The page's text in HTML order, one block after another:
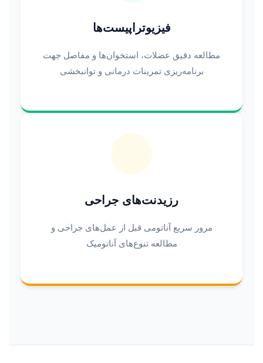
فیزیوتراپیست‌ها
مطالعه دقیق عضلات، استخوان‌ها و مفاصل جهت
برنامه‌ریزی تمرینات درمانی و توانبخشی
رزیدنت‌های جراحی
مرور سریع آناتومی قبل از عمل‌های جراحی و
مطالعه تنوع‌های آناتومیک